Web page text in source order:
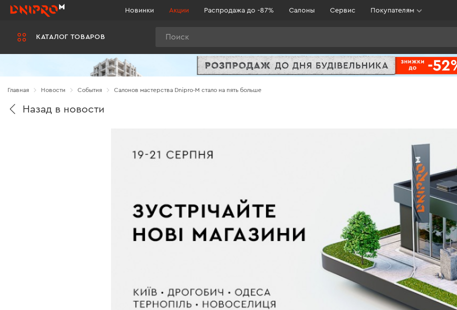
КАТАЛОГ ТОВАРОВ
Новинки Акции Распродажа до -87% Салоны Сервис Покупателям
Главная Новости Cобытия Салонов мастерства Dnipro-M стало на пять больше
Назад в новости